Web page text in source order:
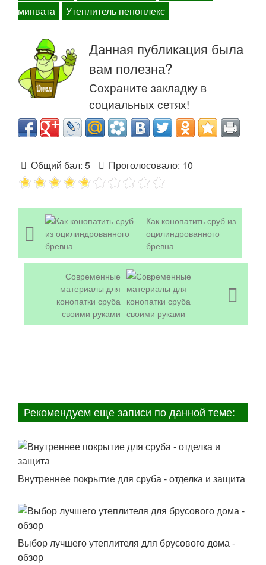
минвата
Утеплитель пеноплекс
Данная публикация была
вам полезна?
Сохраните закладку в
социальных сетях!
Общий бал: 5 Проголосовало: 10
Как конопатить сруб из
оцилиндрованного
бревна
Современные
материалы для
конопатки сруба
своими руками
Рекомендуем еще записи по данной теме:
Внутреннее покрытие для сруба - отделка и защита
Выбор лучшего утеплителя для брусового дома -
обзор